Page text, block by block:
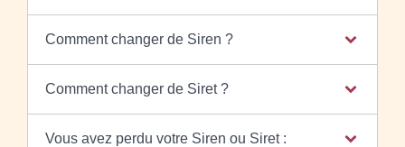
Comment changer de Siren ?
Comment changer de Siret ?
Vous avez perdu votre Siren ou Siret :